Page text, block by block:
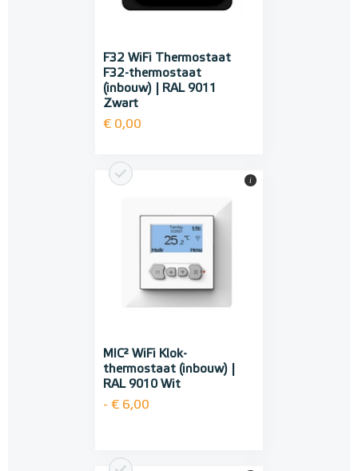
F32 WiFi Thermostaat
F32-thermostaat
(inbouw) | RAL 9011
Zwart
€ 0,00
MIC² WiFi Klok-
thermostaat (inbouw) |
RAL 9010 Wit
- € 6,00
i